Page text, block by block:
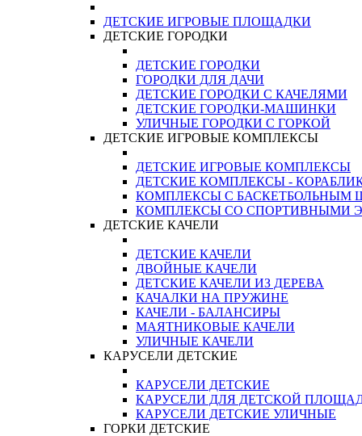
ДЕТСКИЕ ИГРОВЫЕ ПЛОЩАДКИ
ДЕТСКИЕ ГОРОДКИ
ДЕТСКИЕ ГОРОДКИ
ГОРОДКИ ДЛЯ ДАЧИ
ДЕТСКИЕ ГОРОДКИ С КАЧЕЛЯМИ
ДЕТСКИЕ ГОРОДКИ-МАШИНКИ
УЛИЧНЫЕ ГОРОДКИ С ГОРКОЙ
ДЕТСКИЕ ИГРОВЫЕ КОМПЛЕКСЫ
ДЕТСКИЕ ИГРОВЫЕ КОМПЛЕКСЫ
ДЕТСКИЕ КОМПЛЕКСЫ -
КОМПЛЕКСЫ С БАСКЕТБОЛЬНЫМ
КОМПЛЕКСЫ СО СПОРТИВНЫМИ
ДЕТСКИЕ КАЧЕЛИ
ДЕТСКИЕ КАЧЕЛИ
ДВОЙНЫЕ КАЧЕЛИ
ДЕТСКИЕ КАЧЕЛИ ИЗ ДЕРЕВА
КАЧАЛКИ НА ПРУЖИНЕ
КАЧЕЛИ - БАЛАНСИРЫ
МАЯТНИКОВЫЕ КАЧЕЛИ
УЛИЧНЫЕ КАЧЕЛИ
КАРУСЕЛИ ДЕТСКИЕ
КАРУСЕЛИ ДЕТСКИЕ
КАРУСЕЛИ ДЛЯ ДЕТСКОЙ
КАРУСЕЛИ ДЕТСКИЕ УЛИЧНЫЕ
ГОРКИ ДЕТСКИЕ